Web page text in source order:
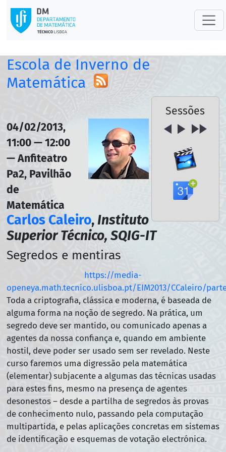
Escola de Inverno de
Matemática
Sessões
04/02/2013,
11:00 — 12:00
— Anfiteatro
Pa2, Pavilhão
de
Matemática
Carlos Caleiro,Instituto
Superior Técnico, SQIG-IT
Segredos e mentiras
https://media-
openeya.math.tecnico.ulisboa.pt/EIM2013/CCaleiro/
Toda a criptografia, clássica e moderna, é baseada de
alguma forma na noção de segredo. Na prática, um
segredo deve ser mantido, ou comunicado apenas a
agentes da nossa confiança e, quando em ambiente
hostil, deve poder ser usado sem ser revelado. Neste
curso faremos uma digressão pela matemática
(elementar) subjacente a algumas das técnicas usadas
para estes fins, mesmo na presença de agentes
desonestos – desde a partilha de segredos às provas
de conhecimento nulo, passando pela computação
multipartida, e pelas aplicações concretas em sistemas
de identificação e esquemas de votação electrónica.